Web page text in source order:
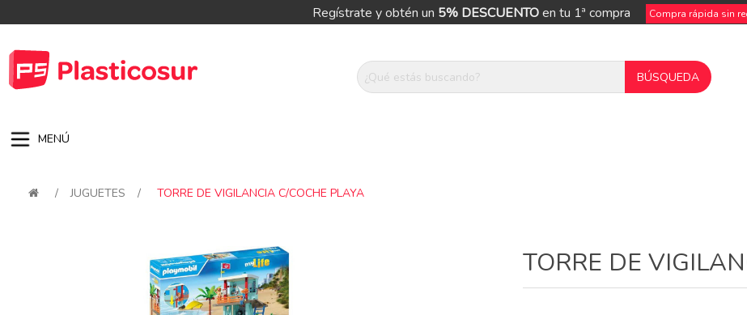
Regístrate y obtén un 5% DESCUENTOen tu 1ª compra Compra rápida sin
MENÚ
/ JUGUETES / TORRE DE VIGILANCIA C/COCHE PLAYA
TORRE DE